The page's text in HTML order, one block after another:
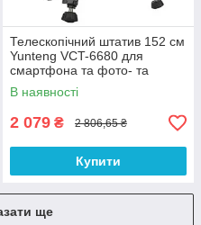
Телескопічний штатив 152 см
Yunteng VCT-6680 для
смартфона та фото- та
відеокамер
В наявності
2 079 ₴ 2 806,65 ₴
Купити
ще